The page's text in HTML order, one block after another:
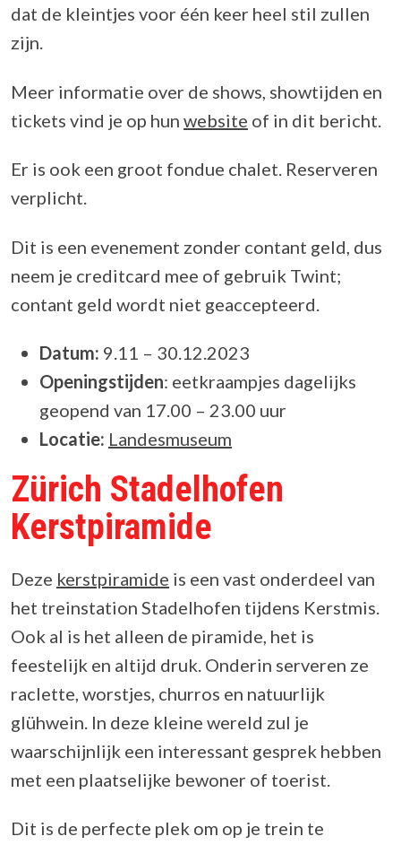
dat de kleintjes voor één keer heel stil zullen
zijn.
Meer informatie over de shows, showtijden en
tickets vind je op hun website of in dit bericht.
Er is ook een groot fondue chalet. Reserveren
verplicht.
Dit is een evenement zonder contant geld, dus
neem je creditcard mee of gebruik Twint;
contant geld wordt niet geaccepteerd.
Datum: 9.11 – 30.12.2023
Openingstijden: eetkraampjes dagelijks
geopend van 17.00 – 23.00 uur
Locatie: Landesmuseum
Zürich Stadelhofen
Kerstpiramide
Deze kerstpiramide is een vast onderdeel van
het treinstation Stadelhofen tijdens Kerstmis.
Ook al is het alleen de piramide, het is
feestelijk en altijd druk. Onderin serveren ze
raclette, worstjes, churros en natuurlijk
glühwein. In deze kleine wereld zul je
waarschijnlijk een interessant gesprek hebben
met een plaatselijke bewoner of toerist.
Dit is de perfecte plek om op je trein te